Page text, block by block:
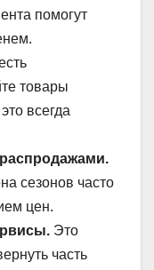
помогут
товары
всегда
сезонов часто
цен.
Это
часть